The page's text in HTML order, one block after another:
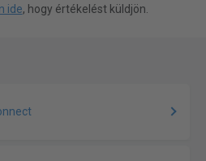
ide, hogy értékelést küldjön.